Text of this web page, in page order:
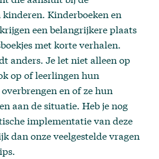
Kinderboeken en
een belangrijkere plaats
met korte verhalen.
anders. Je let niet alleen op
op of leerlingen hun
en of ze hun
aan de situatie. Heb je nog
implementatie van deze
dan onzeveelgestelde vragen